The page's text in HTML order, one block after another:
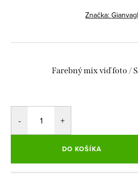
Značka:
Farebný mix viď foto /
DO KOŠÍKA